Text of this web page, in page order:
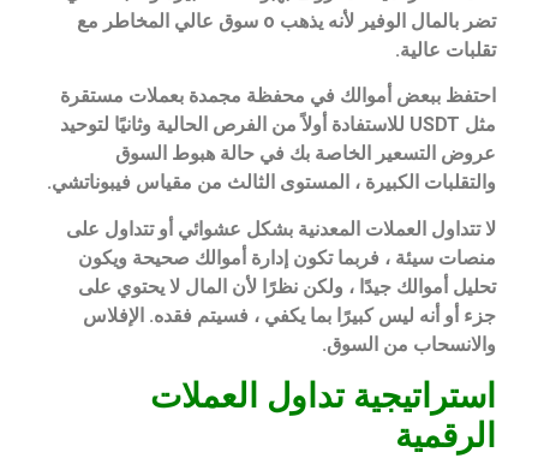
تضر بالمال الوفير لأنه يذهب o سوق عالي المخاطر مع
تقلبات عالية.
احتفظ ببعض أموالك في محفظة مجمدة بعملات مستقرة
مثل USDT للاستفادة أولاً من الفرص الحالية وثانيًا لتوحيد
عروض التسعير الخاصة بك في حالة هبوط السوق
والتقلبات الكبيرة ، المستوى الثالث من مقياس فيبوناتشي.
لا تتداول العملات المعدنية بشكل عشوائي أو تتداول على
منصات سيئة ، فربما تكون إدارة أموالك صحيحة ويكون
تحليل أموالك جيدًا ، ولكن نظرًا لأن المال لا يحتوي على
جزء أو أنه ليس كبيرًا بما يكفي ، فسيتم فقده. الإفلاس
والانسحاب من السوق.
استراتيجية تداول العملات
الرقمية